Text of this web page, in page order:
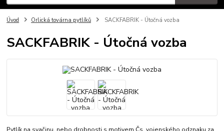
Úvod Orlická továrna pytlíků SACKFABRIK - Útočná vozba
SACKFABRIK - Útočná vozba